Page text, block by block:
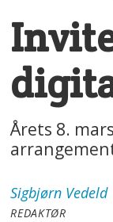
Årets 8.
Sigbjørn Vedeld
REDAKTØR